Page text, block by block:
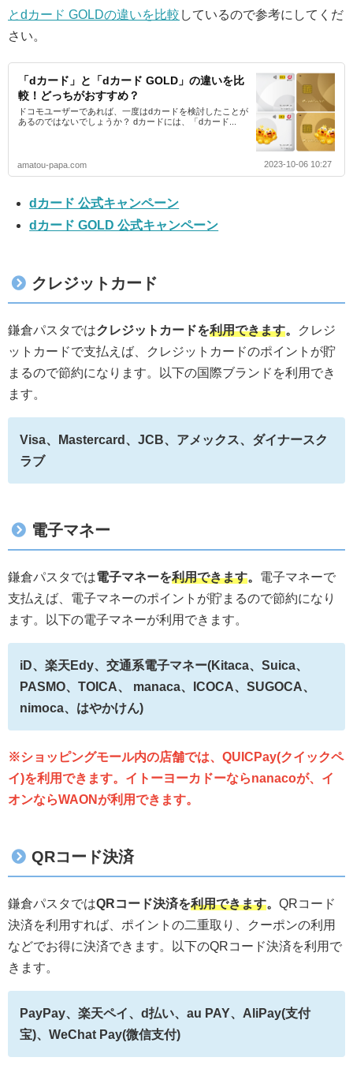
とdカード GOLDの違いを比較 しているので参考にしてくだ
さい。
「dカード」と「dカード GOLD」の違いを比
較！どっちがおすすめ？
ドコモユーザーであれば、一度はdカードを検討したことが
あるのではないでしょうか？ dカードには、「dカード...
amatou-papa.com 2023-10-06 10:27
dカード 公式キャンペーン
dカード GOLD 公式キャンペーン
クレジットカード
鎌倉パスタではクレジットカードを利用できます。
クレジ
ットカードで支払えば、クレジットカードのポイントが貯
まるので節約になります。以下の国際ブランドを利用でき
ます。
Visa、Mastercard、JCB、アメックス、ダイナースク
ラブ
電子マネー
鎌倉パスタでは電子マネーを利用できます。 電子マネーで
支払えば、電子マネーのポイントが貯まるので節約になり
ます。以下の電子マネーが利用できます。
iD、楽天Edy、交通系電子マネー(Kitaca、Suica、
PASMO、TOICA、 manaca、ICOCA、SUGOCA、
nimoca、はやかけん)
※ショッピングモール内の店舗では、QUICPay(クイックペ
イ)を利用できます。イトーヨーカドーならnanacoが、イ
オンならWAONが利用できます。
QRコード決済
鎌倉パスタではQRコード決済を利用できます。 QRコード
決済を利用すれば、ポイントの二重取り、クーポンの利用
などでお得に決済できます。以下のQRコード決済を利用で
きます。
PayPay、楽天ペイ、d払い、au PAY、AliPay(支付
宝)、WeChat Pay(微信支付)